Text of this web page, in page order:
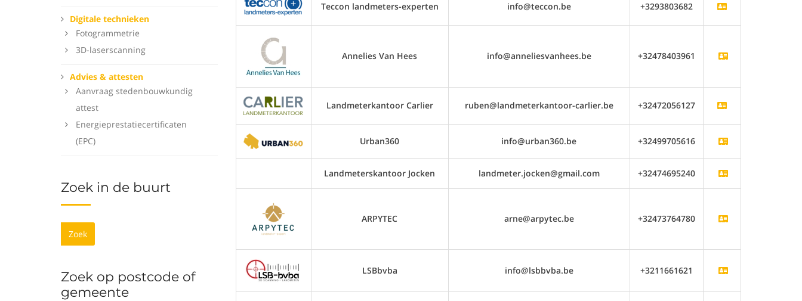
Digitale technieken
Fotogrammetrie
3D-laserscanning
Advies & attesten
Aanvraag stedenbouwkundig
attest
Energieprestatiecertificaten
(EPC)
Zoek in de buurt
Zoek
Zoek op postcode of
gemeente
Teccon landmeters-experten info@teccon.be +3293803682
Annelies Van Hees info@anneliesvanhees.be +32478403961
Landmeterkantoor Carlier ruben@landmeterkantoor-carlier.be +32472056127
Urban360 info@urban360.be +32499705616
Landmeterskantoor Jocken landmeter.jocken@gmail.com +32474695240
ARPYTEC arne@arpytec.be +32473764780
LSBbvba info@lsbbvba.be +3211661621